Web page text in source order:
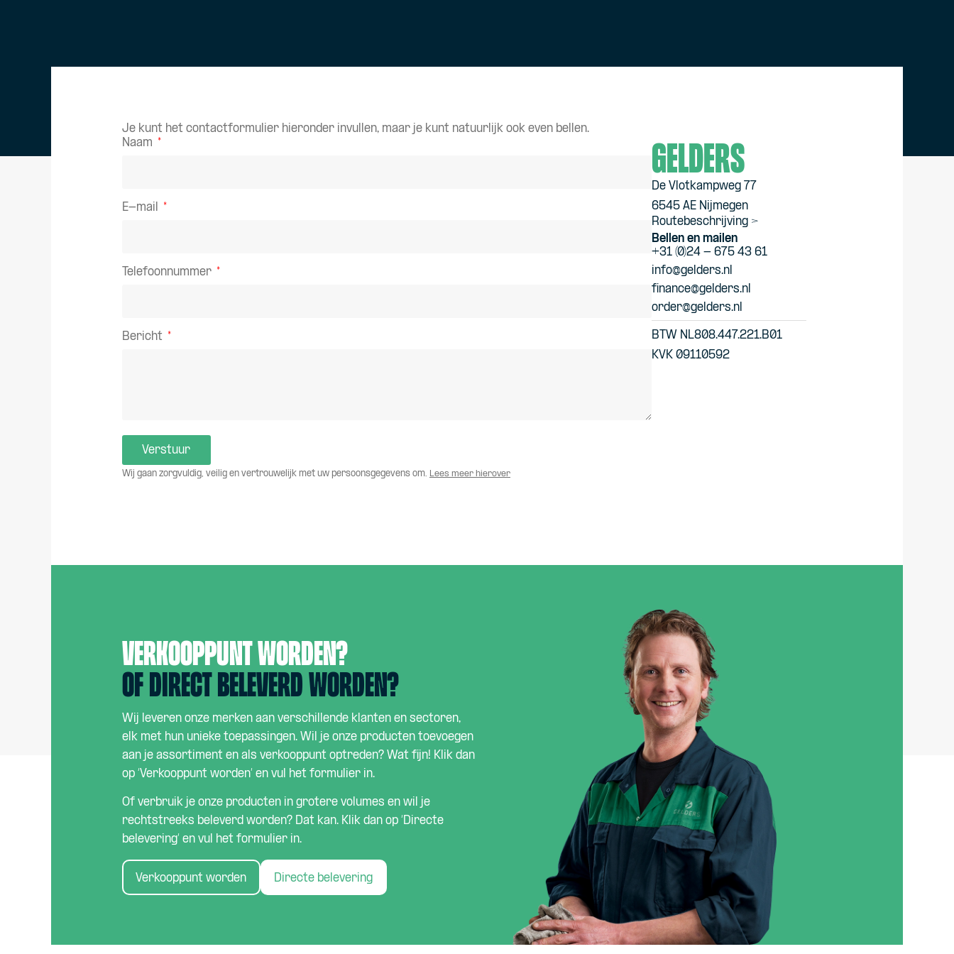
Je kunt het contactformulier hieronder invullen, maar je kunt natuurlijk ook even bellen.
Naam
E-mail
Telefoonnummer
Bericht
Verstuur
Wij gaan zorgvuldig, veilig en vertrouwelijk met uw persoonsgegevens om. Lees meer hierover
Gelders
De Vlotkampweg 77
6545 AE Nijmegen
Routebeschrijving >
Bellen en mailen
+31 (0)24 - 675 43 61
info@gelders.nl
finance@gelders.nl
order@gelders.nl
BTW NL808.447.221.B01
KVK 09110592
verkooppunt worden?
Of direct beleverd worden?
Wij leveren onze merken aan verschillende klanten en sectoren,
elk met hun unieke toepassingen. Wil je onze producten toevoegen
aan je assortiment en als verkooppunt optreden? Wat fijn! Klik dan
op ‘Verkooppunt worden’ en vul het formulier in.
Of verbruik je onze producten in grotere volumes en wil je
rechtstreeks beleverd worden? Dat kan. Klik dan op ‘Directe
belevering’ en vul het formulier in.
Verkooppunt worden Directe belevering